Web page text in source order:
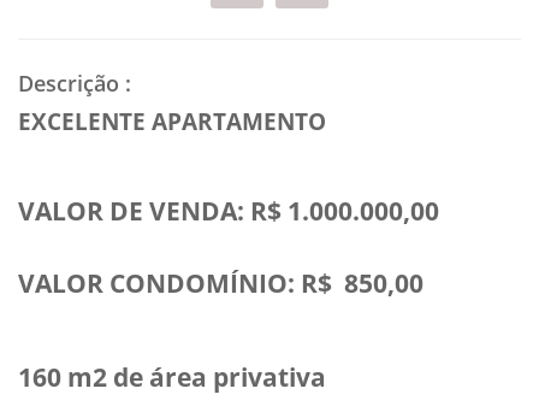
Descrição :
EXCELENTE APARTAMENTO
VALOR DE VENDA: R$ 1.000.000,00
VALOR CONDOMÍNIO: R$ 850,00
160 m2 de área privativa